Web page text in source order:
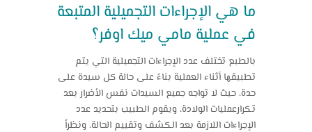
ما هي الإجراءات التجميلية المتبعة
في عملية مامي ميك اوفر؟
بالطبع تختلف عدد الإجراءات التجميلية التي يتم
تطبيقها أثناء العملية بناءً على حالة كل سيدة على
حدة، حيث لا تواجه جميع السيدات نفس الأضرار بعد
تكرارعمليات الولادة، ويقوم الطبيب بتحديد عدد
الإجراءات اللازمة بعد الكشف وتقييم الحالة، ونظراً